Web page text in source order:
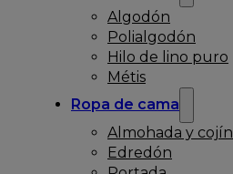
Algodón
Polialgodón
Hilo de lino puro
Métis
Ropa de cama
Almohada y cojín
Edredón